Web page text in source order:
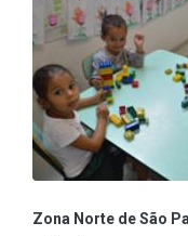
Zona Norte de São